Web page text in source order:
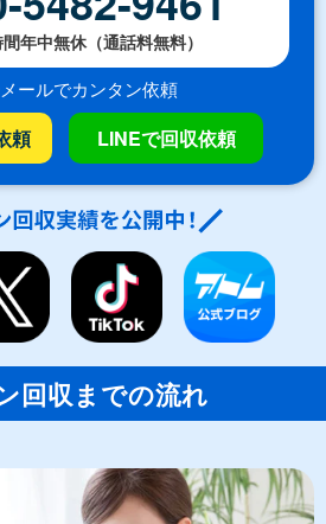
年中無休（通話料無料）
ールでカンタン依頼
頼 LINEで回収依頼
回収までの流れ